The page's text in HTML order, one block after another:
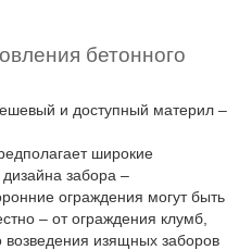
бетонного
и доступный материл –
широкие
забора –
ограждения могут быть
– от ограждения клумб,
возведения изящных заборов